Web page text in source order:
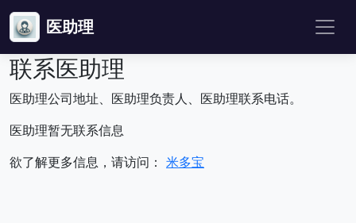
医助理
联系医助理
医助理公司地址、医助理负责人、医助理联系电话。
医助理暂无联系信息
欲了解更多信息，请访问： 米多宝